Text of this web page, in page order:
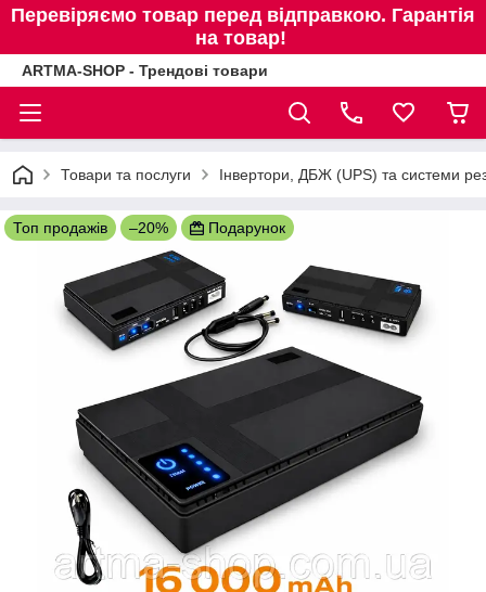
Перевіряємо товар перед відправкою. Гарантія
на товар!
ARTMA-SHOP - Трендові товари
Товари та послуги Інвертори, ДБЖ (UPS) та системи
Топ продажів –20% Подарунок